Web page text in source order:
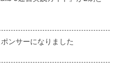
ンサーになりました